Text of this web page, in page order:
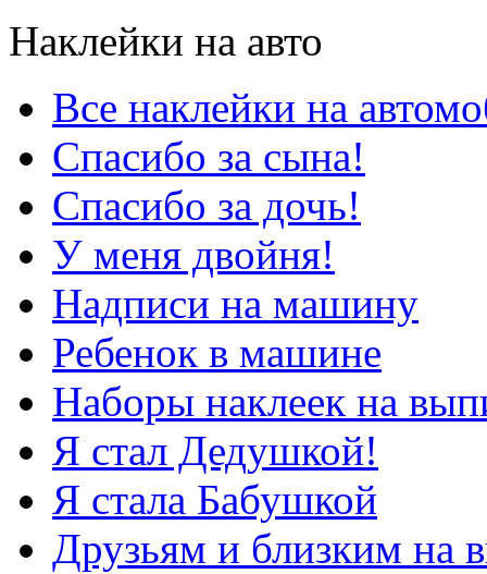
Наклейки на авто
Все наклейки на
Спасибо за сына!
Спасибо за дочь!
У меня двойня!
Надписи на машину
Ребенок в машине
Наборы наклеек на
Я стал Дедушкой!
Я стала Бабушкой
Друзьям и близким на